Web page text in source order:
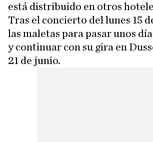
está distribuido en otros
Tras el concierto del lunes 15
las maletas para pasar unos
y continuar con su gira en
21 de junio.